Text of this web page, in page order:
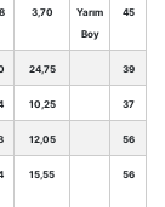
3,70
Yarım
Boy
45
24,75 39
10,25 37
12,05 56
15,55 56